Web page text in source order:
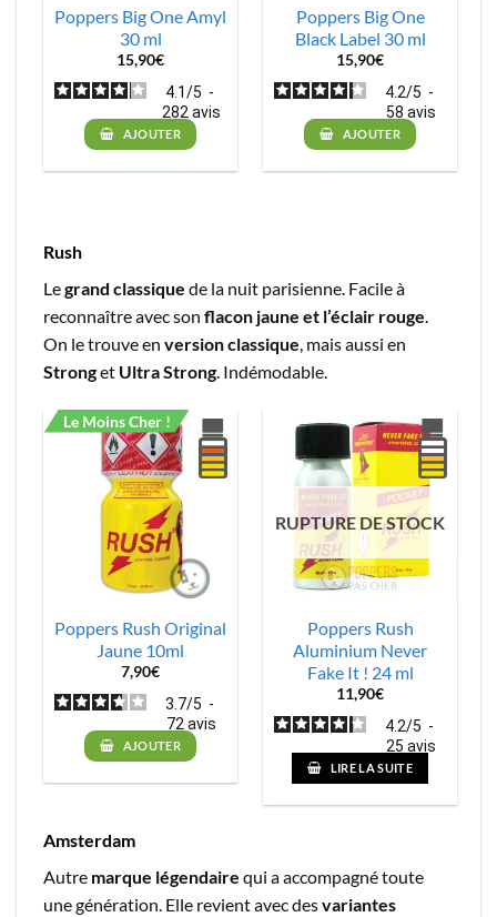
Poppers Big One Amyl
30 ml
15,90€
4.1/5 -
282avis
AJOUTER
Poppers Big One
Black Label 30 ml
15,90€
4.2/5 -
58 avis
AJOUTER
Rush
Legrand classique de la nuit parisienne. Facile à
reconnaître avec son flacon jaune et l’éclair rouge
On le trouve en version classique , mais aussi en
Stronget Ultra Strong . Indémodable.
Le Moins Cher !
Poppers Rush Original
Jaune 10ml
7,90€
3.7/5 -
72 avis
AJOUTER
RUPTURE DE STOCK
Poppers Rush
Aluminium Never
Fake It ! 24 ml
11,90€
4.2/5 -
25 avis
LIRE LA SUITE
Amsterdam
Autre marque légendaire qui a accompagné toute
une génération. Elle revient avec desvariantes